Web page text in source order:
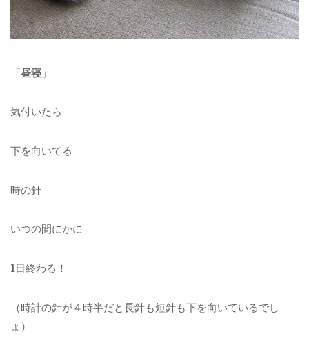
「昼寝」
気付いたら
下を向いてる
時の針
いつの間にかに
1日終わる！
（時計の針が４時半だと長針も短針も下を向いているでし
ょ）